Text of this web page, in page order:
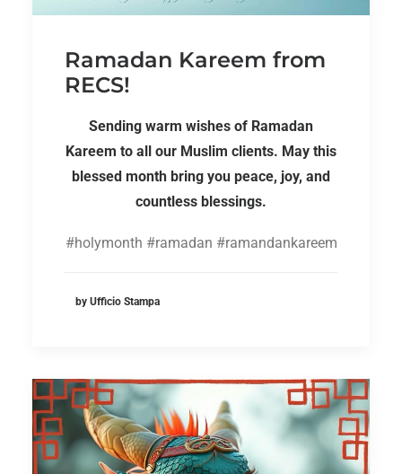
Ramadan Kareem from
RECS!
Sending warm wishes of Ramadan
Kareem to all our Muslim clients. May this
blessed month bring you peace, joy, and
countless blessings.
#holymonth #ramadan #ramandankareem
by Ufficio Stampa